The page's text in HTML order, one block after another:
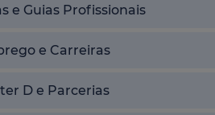
e Guias Profissionais
e Carreiras
D e Parcerias